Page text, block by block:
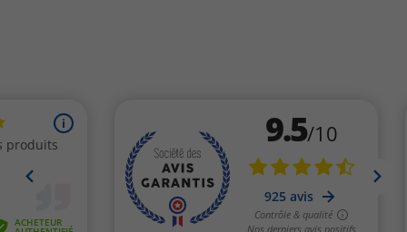
la saucisse de Morteau Label Rouge s’adresse aux amateurs
de charcuteries régionales souhaitant consommer un
produit authentique, ancré dans l’histoire et le terroir
jurassien.